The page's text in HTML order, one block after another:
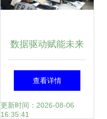
数据驱动赋能未来
信号完整性分析大
作业与赛项实践并
查看详情
更新时间：2026-08-06
16:35:41